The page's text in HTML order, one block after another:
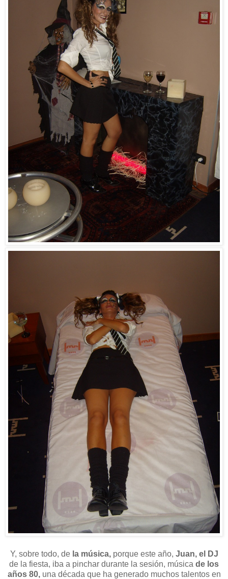
Y, sobre todo, de la música, porque este año, Juan, el DJ
de la fiesta, iba a pinchar durante la sesión, música de los
años 80, una década que ha generado muchos talentos en